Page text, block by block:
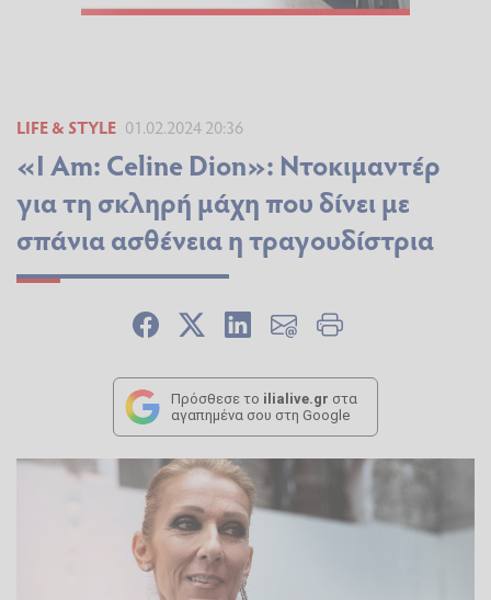
LIFE & STYLE 01.02.2024 20:36
«I Am: Celine Dion»: Ντοκιμαντέρ
για τη σκληρή μάχη που δίνει με
σπάνια ασθένεια η τραγουδίστρια
Πρόσθεσε το ilialive.gr στα
αγαπημένα σου στη Google